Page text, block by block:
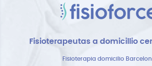
Fisioterapeutas a domicillio
Fisioterapia domicilio